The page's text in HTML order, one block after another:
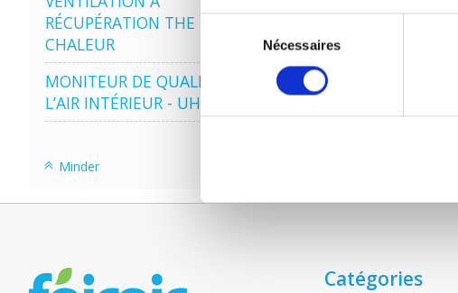
consentement
Nécessaires
RÉCUPÉRATION THE
CHALEUR
MONITEUR DE QUALITÉ DE
L’AIR INTÉRIEUR - UHOO
Minder
Catégories